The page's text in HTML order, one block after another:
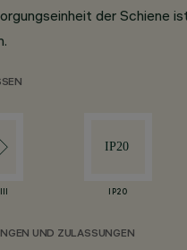
der Schiene
IP20
UND ZULASSUNGEN